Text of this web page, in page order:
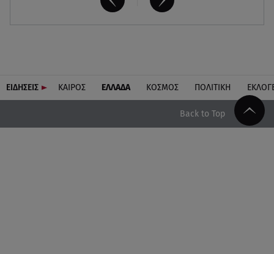
ΕΙΔΗΣΕΙΣ ΚΑΙΡΟΣ ΕΛΛΑΔΑ ΚΟΣΜΟΣ ΠΟΛΙΤΙΚΗ
Back to Top